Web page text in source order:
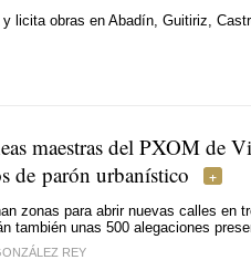
licita obras en Abadín, Guitiriz,
maestras del PXOM de
de parón urbanístico
zonas para abrir nuevas calles en
también unas 500 alegaciones
REY